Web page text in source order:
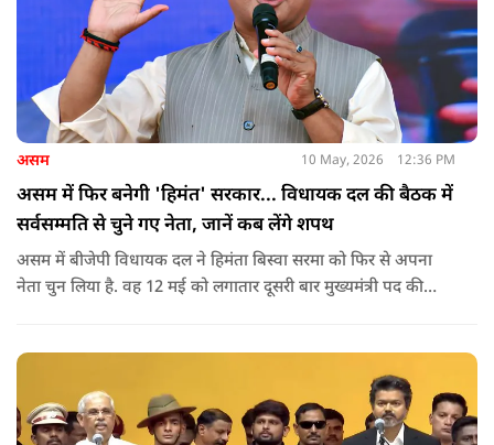
असम 10 May, 2026 12:36 PM
असम में फिर बनेगी 'हिमंत' सरकार... विधायक दल की बैठक में
सर्वसम्मति से चुने गए नेता, जानें कब लेंगे शपथ
असम में बीजेपी विधायक दल ने हिमंता बिस्वा सरमा को फिर से अपना
नेता चुन लिया है. वह 12 मई को लगातार दूसरी बार मुख्यमंत्री पद की